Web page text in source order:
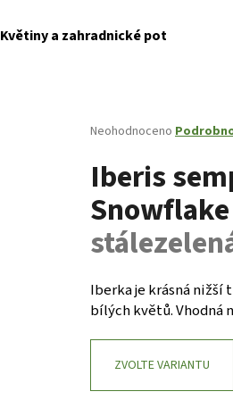
Květiny a zahradnické potřeby
Průměrné
produktu
0,0
z
hvězdiček.
Neohodnoceno
Iberis
Snowflake
Iberka je krásná
bílých květů. Vhodná
ZVOLTE VARIANTU